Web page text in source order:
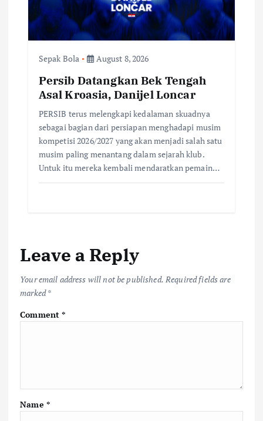
Sepak Bola August 8, 2026
Persib Datangkan Bek Tengah
Asal Kroasia, Danijel Loncar
PERSIB terus melengkapi kedalaman skuadnya
sebagai bagian dari persiapan menghadapi musim
kompetisi 2026/2027 yang akan menjadi salah satu
musim paling menantang dalam sejarah klub.
Untuk itu mereka kembali mendaratkan pemain…
Leave a Reply
Your email address will not be published. Required fields are
marked*
Comment*
Name *